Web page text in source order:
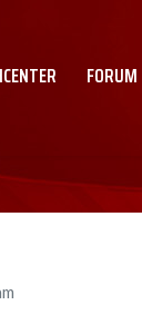
FORUM